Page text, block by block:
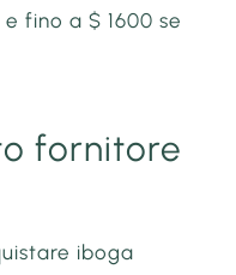
fino a $ 1600 se
fornitore
iboga